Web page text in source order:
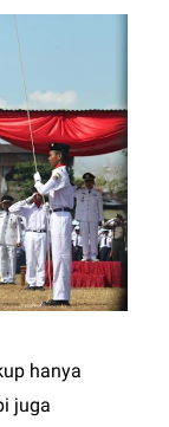
hanya
juga